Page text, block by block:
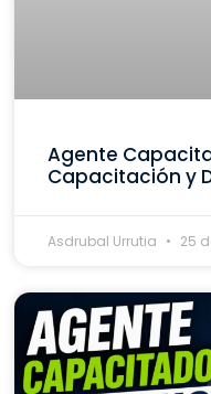
Agente
Capacitación y
Asdrubal Urrutia 25